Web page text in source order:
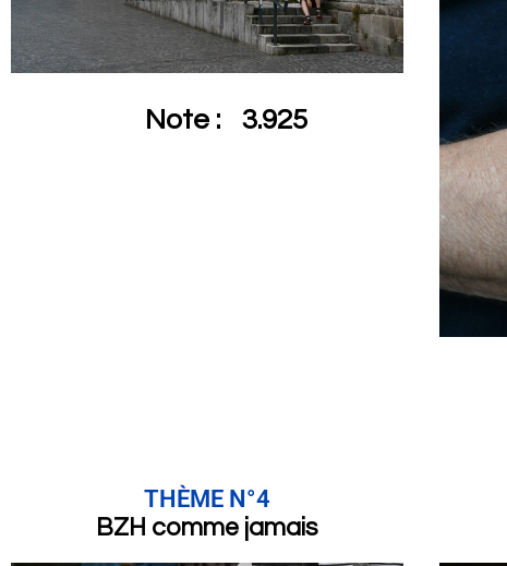
Note : 3.925
THÈME N°4
BZH comme jamais